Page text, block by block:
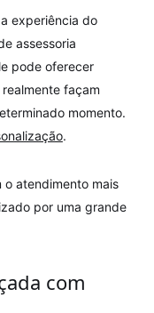
experiência do
assessoria
pode oferecer
façam
momento.
.
o atendimento mais
por uma grande
com